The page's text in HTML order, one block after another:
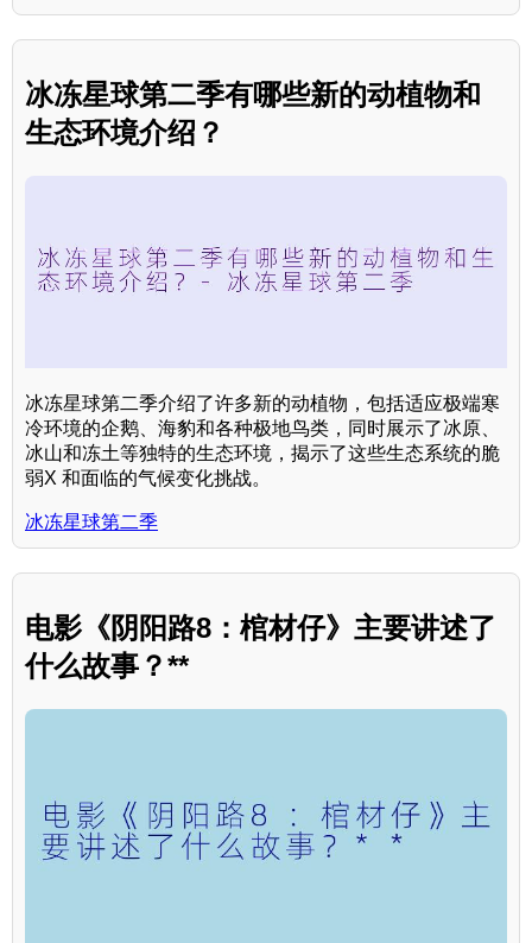
冰冻星球第二季有哪些新的动植物和
生态环境介绍？
冰冻星球第二季介绍了许多新的动植物，包括适应极端寒
冷环境的企鹅、海豹和各种极地鸟类，同时展示了冰原、
冰山和冻土等独特的生态环境，揭示了这些生态系统的脆
弱X 和面临的气候变化挑战。
冰冻星球第二季
电影《阴阳路8：棺材仔》主要讲述了
什么故事？**